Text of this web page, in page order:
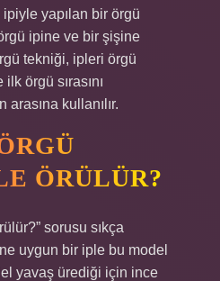
yapılan bir örgü
ipine ve bir şişine
tekniği, ipleri örgü
örgü sırasını
kullanılır.
ÖRÜLÜR?
sorusu sıkça
uygun bir iple bu model
yavaş ürediği için ince